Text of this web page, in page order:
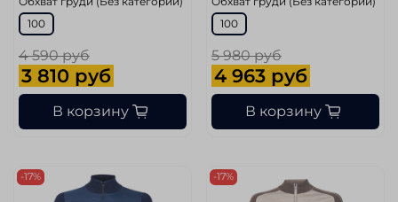
100
4 590 руб
3 810 руб
В корзину
100
5 980 руб
4 963 руб
В корзину
-17% -17%